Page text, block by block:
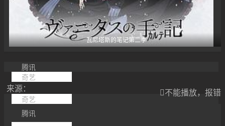
瓦尼塔斯的笔记第二季
腾讯
奇艺
不能播放，报错
来源：
奇艺
腾讯